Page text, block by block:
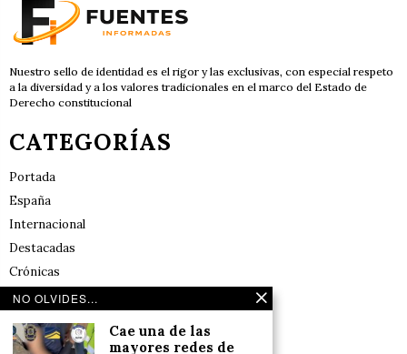
Nuestro sello de identidad es el rigor y las exclusivas, con especial respeto
a la diversidad y a los valores tradicionales en el marco del Estado de
Derecho constitucional
CATEGORÍAS
Portada
España
Internacional
Destacadas
Crónicas
Noticias de deportes en España
Reflexiones
NO OLVIDES...
Cae una de las
mayores redes de